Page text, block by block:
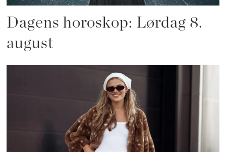
Dagens horoskop: Lørdag 8.
august